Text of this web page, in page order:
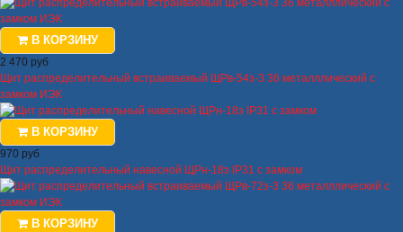
В КОРЗИНУ
2 470 руб
Щит распределительный встраиваемый ЩРв-54з-3 36 металллический с
замком ИЭК
В КОРЗИНУ
970 руб
Щит распределительный навесной ЩРн-18з IP31 с замком
В КОРЗИНУ